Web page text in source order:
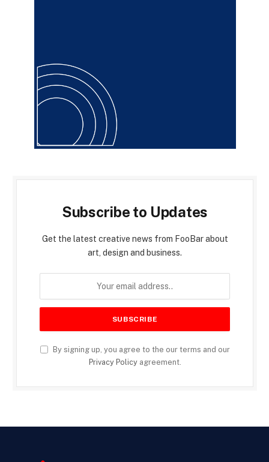
Subscribe to Updates
Get the latest creative news from FooBar about
art, design and business.
By signing up, you agree to the our terms and our
Privacy Policyagreement.